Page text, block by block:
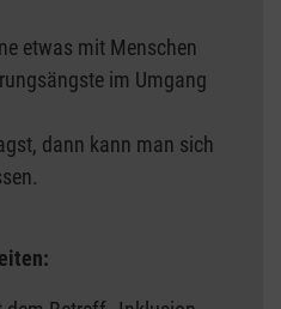
etwas mit Menschen
im Umgang
dann kann man sich